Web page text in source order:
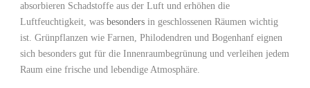
absorbieren Schadstoffe aus der Luft und erhöhen die
Luftfeuchtigkeit, was besonders in geschlossenen Räumen wichtig
ist. ⁢Grünpflanzen​ wie Farnen,‍ Philodendren und Bogenhanf eignen ​
sich besonders ‍gut für die Innenraumbegrünung und‌ verleihen jedem
Raum eine frische und lebendige Atmosphäre.